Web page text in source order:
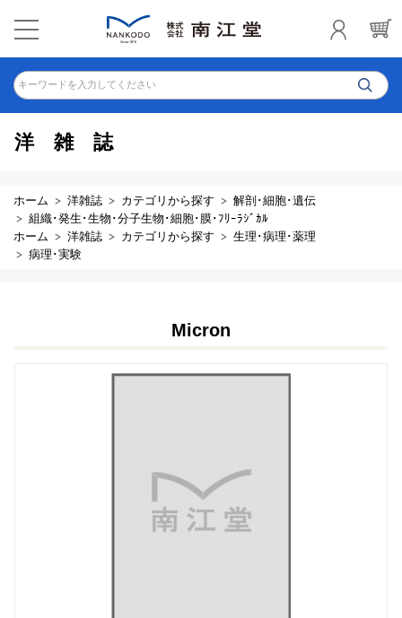
キーワードを入力してください
洋雑誌
ホーム 洋雑誌 カテゴリから探す
解剖･細胞･遺伝
組織･発生･生物･分子生物･細胞･膜･ﾌﾘｰﾗｼﾞｶﾙ
ホーム
洋雑誌 カテゴリから探す
生理･病理･薬理
病理･実験
Micron